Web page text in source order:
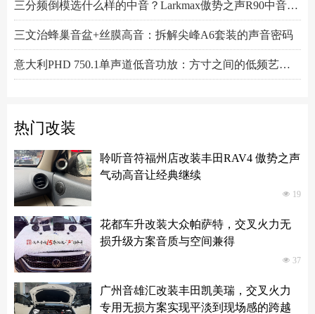
热门改装
聆听音符福州店改装丰田RAV4 傲势之声
气动高音让经典继续
넶 19
花都车升改装大众帕萨特，交叉火力无
损升级方案音质与空间兼得
넶 37
广州音雄汇改装丰田凯美瑞，交叉火力
专用无损方案实现平淡到现场感的跨越
三文治蜂巢音盆+丝膜高音：拆解尖峰A6套装的声音密码